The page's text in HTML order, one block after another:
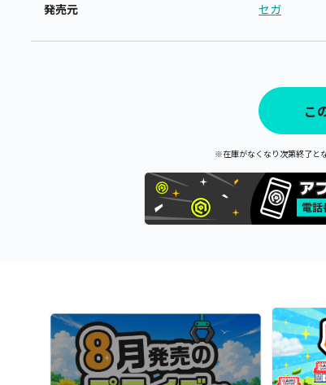
発売元 セガ
こ
※在庫がなくなり次第終了と